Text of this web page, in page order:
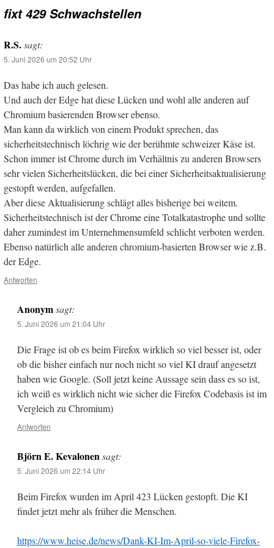
fixt 429 Schwachstellen
R.S.sagt:
5. Juni 2026 um 20:52 Uhr
Das habe ich auch gelesen.
Und auch der Edge hat diese Lücken und wohl alle anderen auf
Chromium basierenden Browser ebenso.
Man kann da wirklich von einem Produkt sprechen, das
sicherheitstechnisch löchrig wie der berühmte schweizer Käse ist.
Schon immer ist Chrome durch im Verhältnis zu anderen Browsers
sehr vielen Sicherheitslücken, die bei einer Sicherheitsaktualisierung
gestopft werden, aufgefallen.
Aber diese Aktualisierung schlägt alles bisherige bei weitem.
Sicherheitstechnisch ist der Chrome eine Totalkatastrophe und sollte
daher zumindest im Unternehmensumfeld schlicht verboten werden.
Ebenso natürlich alle anderen chromium-basierten Browser wie z.B.
der Edge.
Antworten
Anonym sagt:
5. Juni 2026 um 21:04 Uhr
Die Frage ist ob es beim Firefox wirklich so viel besser ist, oder
ob die bisher einfach nur noch nicht so viel KI drauf angesetzt
haben wie Google. (Soll jetzt keine Aussage sein dass es so ist,
ich weiß es wirklich nicht wie sicher die Firefox Codebasis ist im
Vergleich zu Chromium)
Antworten
Björn E. Kevalonen sagt:
5. Juni 2026 um 22:14 Uhr
Beim Firefox wurden im April 423 Lücken gestopft. Die KI
findet jetzt mehr als früher die Menschen.
https://www.heise.de/news/Dank-KI-Im-April-so-viele-Firefox-